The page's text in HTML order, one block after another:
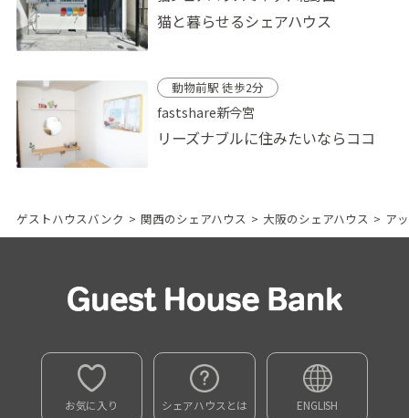
猫と暮らせるシェアハウス
動物前駅 徒歩2分
fastshare新今宮
リーズナブルに住みたいならココ
ゲストハウスバンク > 関西のシェアハウス > 大阪のシェアハウス > ア
お気に入り シェアハウスとは ENGLISH